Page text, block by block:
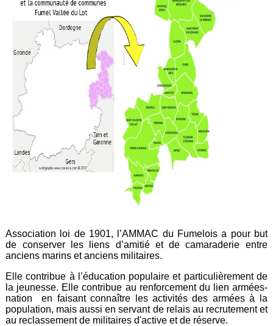
Association loi de 1901, l’AMMAC du Fumelois a pour but
de conserver les liens d’amitié et de camaraderie entre
anciens marins et anciens militaires.
Elle contribue à l’éducation populaire et particulièrement de
la jeunesse. Elle contribue au renforcement du lien armées-
nation en faisant connaître les activités des armées à la
population, mais aussi en servant de relais au recrutement et
au reclassement de militaires d'active et de réserve.